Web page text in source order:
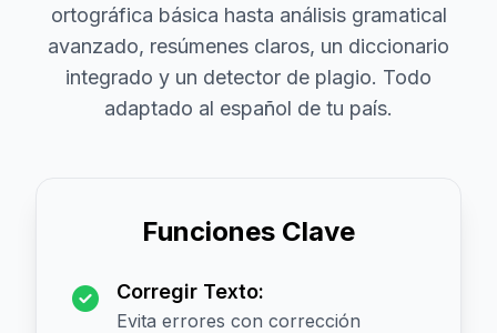
ortográfica básica hasta análisis gramatical
avanzado, resúmenes claros, un diccionario
integrado y un detector de plagio. Todo
adaptado al español de tu país.
Funciones Clave
Corregir Texto:
Evita errores con corrección